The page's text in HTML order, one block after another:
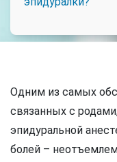
Одним из самых
связанных с
эпидуральной
болей –